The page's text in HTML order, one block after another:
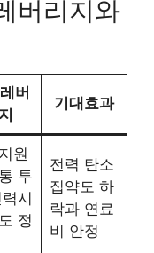
버리지와
버
기대효과
원
투
시
정
전력 탄소
집약도 하
락과 연료
비 안정